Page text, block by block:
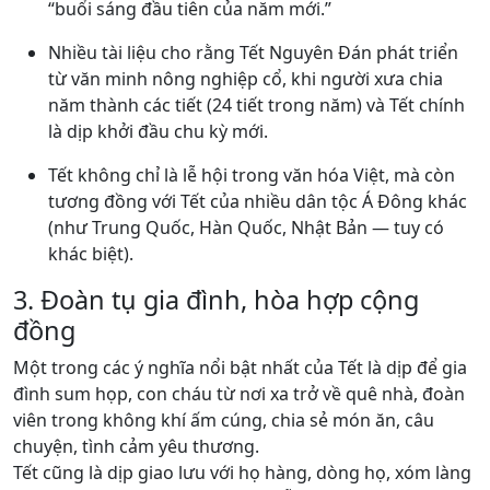
“buổi sáng đầu tiên của năm mới.”
Nhiều tài liệu cho rằng Tết Nguyên Đán phát triển
từ văn minh nông nghiệp cổ, khi người xưa chia
năm thành các tiết (24 tiết trong năm) và Tết chính
là dịp khởi đầu chu kỳ mới.
Tết không chỉ là lễ hội trong văn hóa Việt, mà còn
tương đồng với Tết của nhiều dân tộc Á Đông khác
(như Trung Quốc, Hàn Quốc, Nhật Bản — tuy có
khác biệt).
3. Đoàn tụ gia đình, hòa hợp cộng
đồng
Một trong các ý nghĩa nổi bật nhất của Tết là dịp để gia
đình sum họp, con cháu từ nơi xa trở về quê nhà, đoàn
viên trong không khí ấm cúng, chia sẻ món ăn, câu
chuyện, tình cảm yêu thương.
Tết cũng là dịp giao lưu với họ hàng, dòng họ, xóm làng